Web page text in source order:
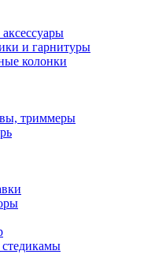
и гарнитуры
колонки
триммеры